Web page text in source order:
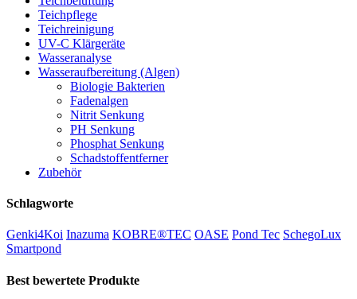
Teichpflege
Teichreinigung
UV-C Klärgeräte
Wasseranalyse
Wasseraufbereitung (Algen)
Biologie Bakterien
Fadenalgen
Nitrit Senkung
PH Senkung
Phosphat Senkung
Schadstoffentferner
Zubehör
Schlagworte
Genki4Koi Inazuma KOBRE®TEC OASE Pond Tec SchegoLux
Smartpond
Best bewertete Produkte